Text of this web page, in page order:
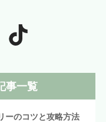
事一覧
ーのコツと攻略方法